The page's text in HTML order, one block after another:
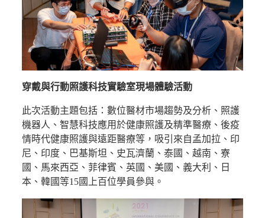
穿戴與行動照護科技實驗室現場體驗活動
此次活動主題包括：數位醫材市場趨勢及分析、照護
機器人、智慧科技應用於健康照護及精準醫療、後疫
情時代健康照護與遠距醫療等，吸引來自孟加拉、印
尼、印度、巴基斯坦、史瓦濟蘭、泰國、越南、寮
國、馬來西亞、菲律賓、英國、美國、義大利、日
本、韓國等15國上百位學員參與。